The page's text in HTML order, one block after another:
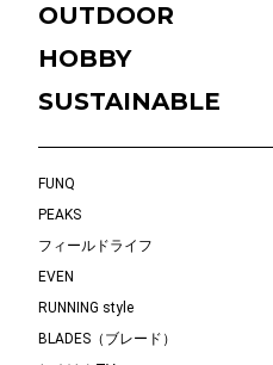
OUTDOOR
HOBBY
SUSTAINABLE
FUNQ
PEAKS
フィールドライフ
EVEN
RUNNING style
BLADES（ブレード）